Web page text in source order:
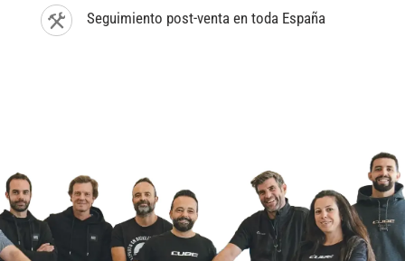
Seguimiento post-venta en toda España